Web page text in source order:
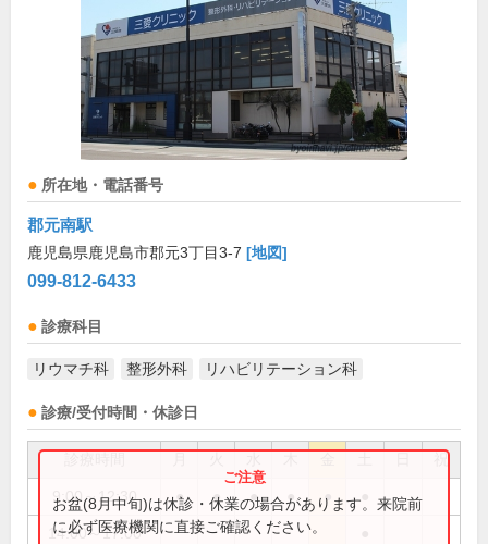
所在地・電話番号
郡元南駅
鹿児島県鹿児島市郡元3丁目3-7 [地図]
099-812-6433
診療科目
リウマチ科 整形外科 リハビリテーション科
診療/受付時間・休診日
祝
9:00～12:30 ● ● ● ● ●
14:00～17:00
お盆(8月中旬)は休診・休業の場合があります。来院前
に必ず医療機関に直接ご確認ください。